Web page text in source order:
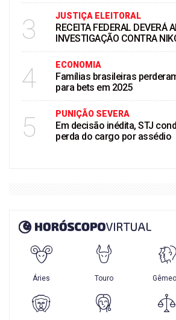
3 JUSTIÇA ELEITORAL
RECEITA FEDERAL DEVERÁ
INVESTIGAÇÃO CONTRA
4 ECONOMIA
Famílias brasileiras
para bets em 2025
5 PUNIÇÃO SEVERA
Em decisão inédita, STJ
perda do cargo por assédio